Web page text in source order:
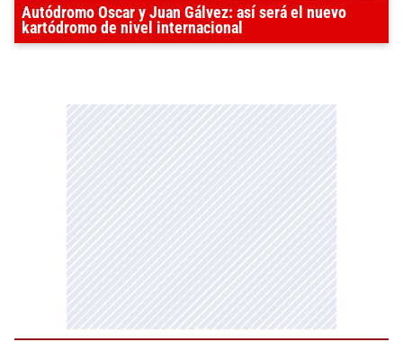
Autódromo Oscar y Juan Gálvez: así será el nuevo
kartódromo de nivel internacional